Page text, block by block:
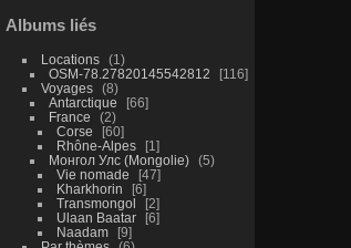
Albums liés
Locations
1
OSM-78.27820145542812
116
Voyages
8
Antarctique
66
France
2
Corse
60
Rhône-Alpes
1
Монгол Улс (Mongolie)
5
Vie nomade
47
Kharkhorin
6
Transmongol
2
Ulaan Baatar
6
Naadam
9